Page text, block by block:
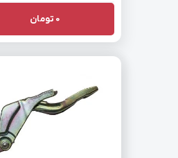
0 تومان